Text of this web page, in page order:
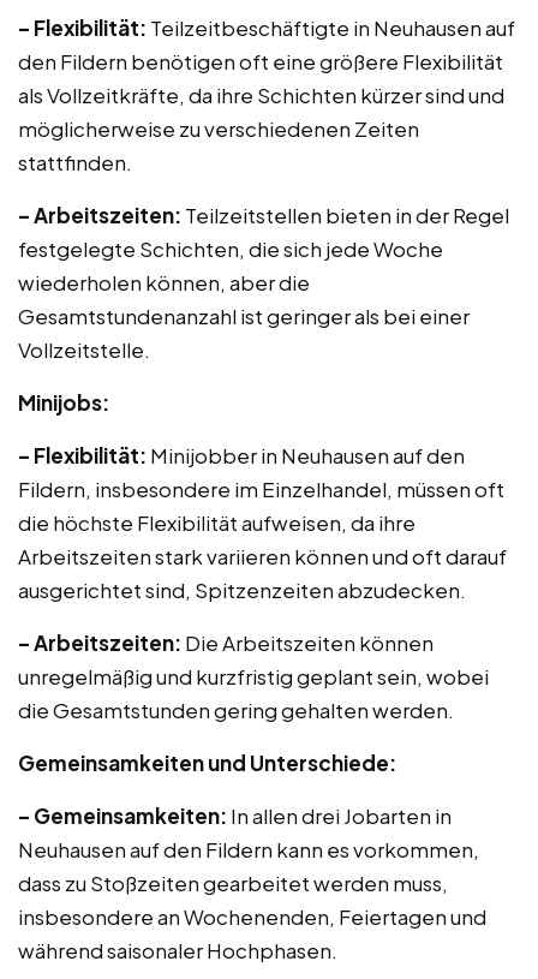
– Flexibilität: Teilzeitbeschäftigte in Neuhausen auf
den Fildern benötigen oft eine größere Flexibilität
als Vollzeitkräfte, da ihre Schichten kürzer sind und
möglicherweise zu verschiedenen Zeiten
stattfinden.
– Arbeitszeiten: Teilzeitstellen bieten in der Regel
festgelegte Schichten, die sich jede Woche
wiederholen können, aber die
Gesamtstundenanzahl ist geringer als bei einer
Vollzeitstelle.
Minijobs:
– Flexibilität: Minijobber in Neuhausen auf den
Fildern, insbesondere im Einzelhandel, müssen oft
die höchste Flexibilität aufweisen, da ihre
Arbeitszeiten stark variieren können und oft darauf
ausgerichtet sind, Spitzenzeiten abzudecken.
– Arbeitszeiten: Die Arbeitszeiten können
unregelmäßig und kurzfristig geplant sein, wobei
die Gesamtstunden gering gehalten werden.
Gemeinsamkeiten und Unterschiede:
– Gemeinsamkeiten: In allen drei Jobarten in
Neuhausen auf den Fildern kann es vorkommen,
dass zu Stoßzeiten gearbeitet werden muss,
insbesondere an Wochenenden, Feiertagen und
während saisonaler Hochphasen.